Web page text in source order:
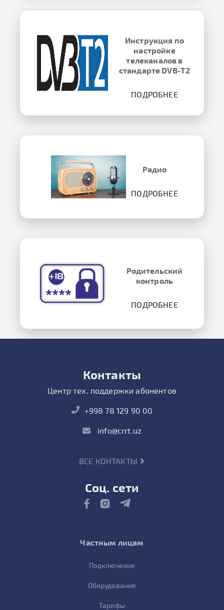
Инструкция по
настройке
телеканалов в
стандарте DVB-T2
ПОДРОБНЕЕ
Радио
ПОДРОБНЕЕ
Родительский
контроль
ПОДРОБНЕЕ
Контакты
Центр тех. поддержки абонентов
+998 78 129 90 00
info@crrt.uz
ВСЕ КОНТАКТЫ
Соц. сети
Частным лицам
Подключение
Оборудование
Тарифы